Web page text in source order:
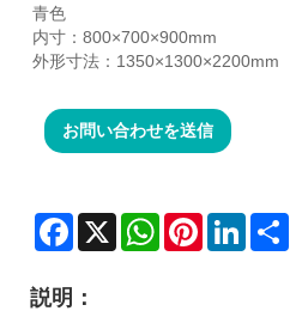
青色
内寸：800×700×900mm
外形寸法：1350×1300×2200mm
お問い合わせを送信
Facebook
X WhatsAppPinterestLinkedIn
説明：